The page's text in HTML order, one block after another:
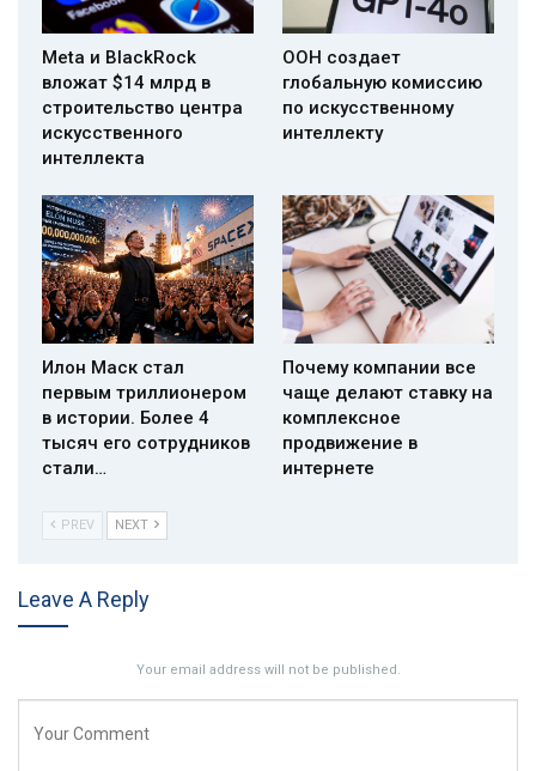
Meta и BlackRock
вложат $14 млрд в
строительство центра
искусственного
интеллекта
ООН создает
глобальную комиссию
по искусственному
интеллекту
Илон Маск стал
первым триллионером
в истории. Более 4
тысяч его сотрудников
стали…
Почему компании все
чаще делают ставку на
комплексное
продвижение в
интернете
PREV NEXT
Leave A Reply
Your email address will not be published.